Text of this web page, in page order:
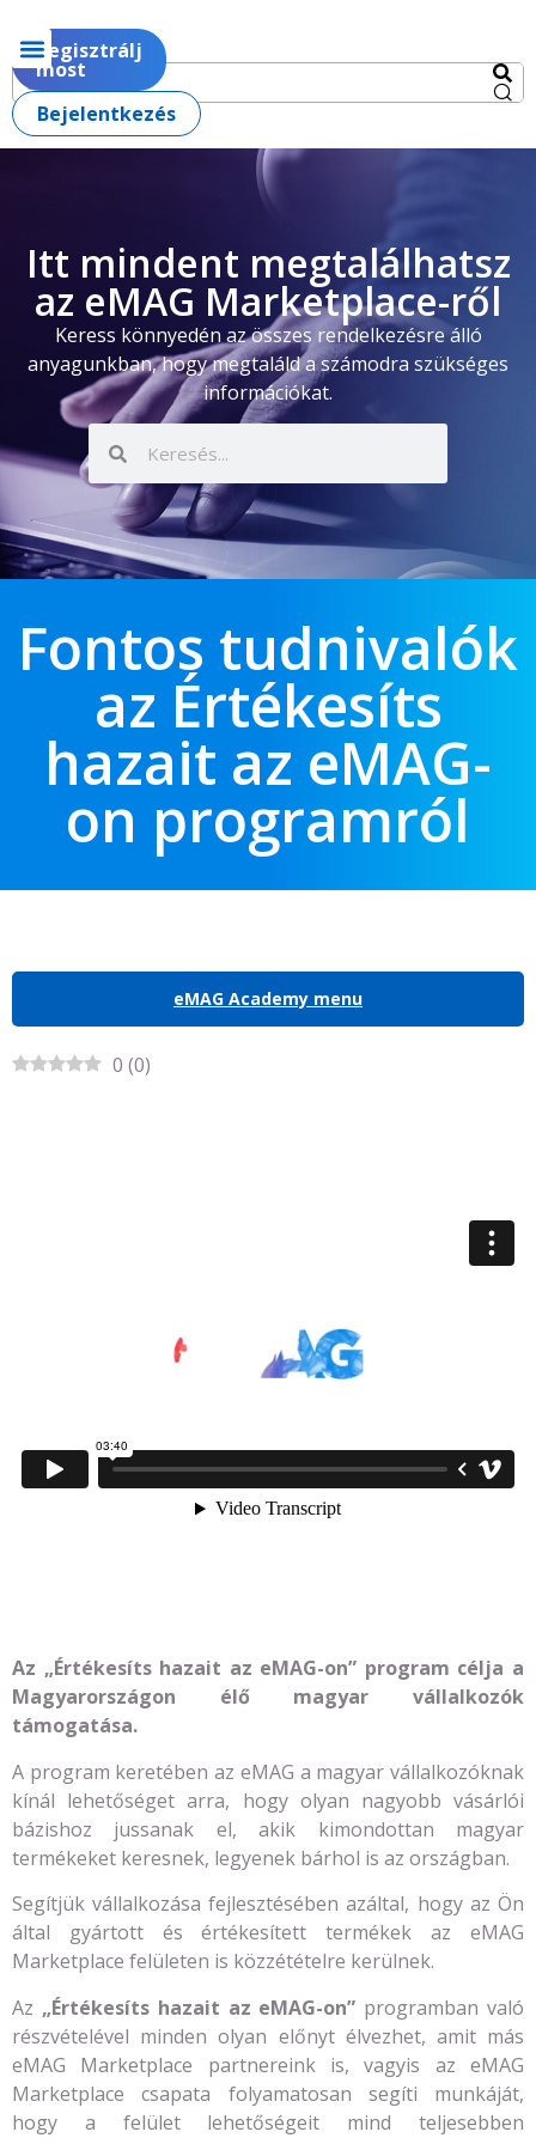
Regisztrálj
most
Bejelentkezés
Itt mindent megtalálhatsz
az eMAG Marketplace-ről
Keress könnyedén az összes rendelkezésre álló
anyagunkban, hogy megtaláld a számodra szükséges
információkat.
Fontos tudnivalók
az Értékesíts
hazait az eMAG-
on programról
eMAG Academy menu
0 (0)
Az „Értékesíts hazait az eMAG-on” program célja a
Magyarországon élő magyar vállalkozók
támogatása.
A program keretében az eMAG a magyar vállalkozóknak
kínál lehetőséget arra, hogy olyan nagyobb vásárlói
bázishoz jussanak el, akik kimondottan magyar
termékeket keresnek, legyenek bárhol is az országban.
Segítjük vállalkozása fejlesztésében azáltal, hogy az Ön
által gyártott és értékesített termékek az eMAG
Marketplace felületen is közzétételre kerülnek.
Az „Értékesíts hazait az eMAG-on” programban való
részvételével minden olyan előnyt élvezhet, amit más
eMAG Marketplace partnereink is, vagyis az eMAG
Marketplace csapata folyamatosan segíti munkáját,
hogy a felület lehetőségeit mind teljesebben